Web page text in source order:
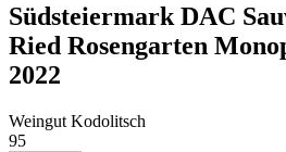
Südsteiermark DAC
Ried Rosengarten
2022
Weingut Kodolitsch
95